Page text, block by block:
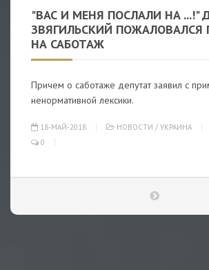
"ВАС И МЕНЯ ПОСЛАЛИ НА ...!"
ЗВЯГИЛЬСКИЙ ПОЖАЛОВАЛСЯ
НА САБОТАЖ
Причем о саботаже депутат заявил с
ненормативной лексики.
18-МАЙ-2018 НОВОСТИ / УКРАИНА
0